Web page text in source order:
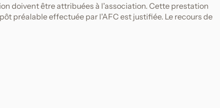
doivent être attribuées à l'association. Cette prestation
préalable effectuée par l'AFC est justifiée. Le recours de